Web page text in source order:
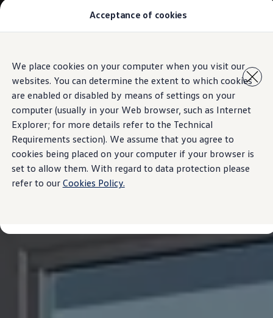
Acceptance of cookies
We place cookies on your computer when you visit our
websites. You can determine the extent to which cookies
are enabled or disabled by means of settings on your
computer (usually in your Web browser, such as Internet
Explorer; for more details refer to the Technical
Requirements section). We assume that you agree to
cookies being placed on your computer if your browser is
set to allow them. With regard to data protection please
refer to our Cookies Policy.
main
content
to
footer
售後推廣優惠
機油及潤滑油
車輪與輪胎
車主有用資訊
故障及意外支援
高田 (Takata) 安全氣袋召回
擁有一輛Volkswagen汽車嗎
陳列室及維修中心
關於 Volkswagen